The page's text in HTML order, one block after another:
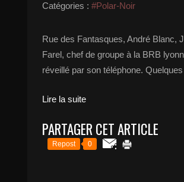
Catégories : #Polar-Noir
Rue des Fantasques, André Blanc,
Farel, chef de groupe à la BRB
réveillé par son téléphone.
Lire la suite
PARTAGER CET ARTICLE
Repost 0